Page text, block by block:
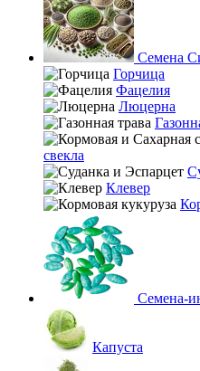
Семена
Горчица
Фацелия
Люцерна
свекла
Клевер
Семена-
Капуста